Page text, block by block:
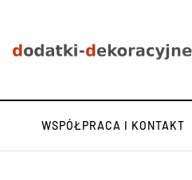
WSPÓŁPRACA I KONTAKT